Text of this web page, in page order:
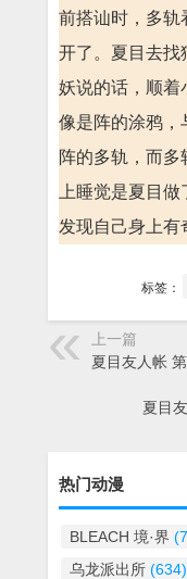
前搭讪时，多轨
开了。夏目去找
妖说的话，顺着
像是阵的涂鸦，
阵的多轨，而
上睡觉是夏目
发现自己身上
标签：
上一篇
夏目友人帐
夏目
热门动漫
BLEACH 境·界
乌龙派出所 (634)